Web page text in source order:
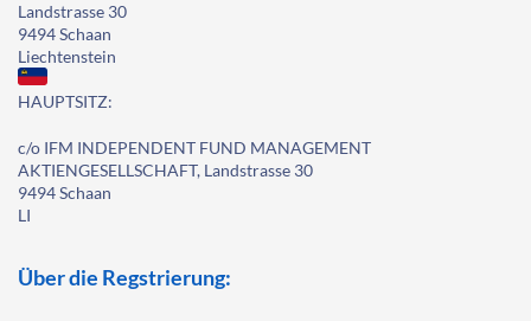
Landstrasse 30
9494 Schaan
Liechtenstein
HAUPTSITZ:
c/o IFM INDEPENDENT FUND MANAGEMENT
AKTIENGESELLSCHAFT, Landstrasse 30
9494 Schaan
LI
Über die Regstrierung: